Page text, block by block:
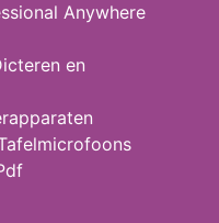
Anywhere
en